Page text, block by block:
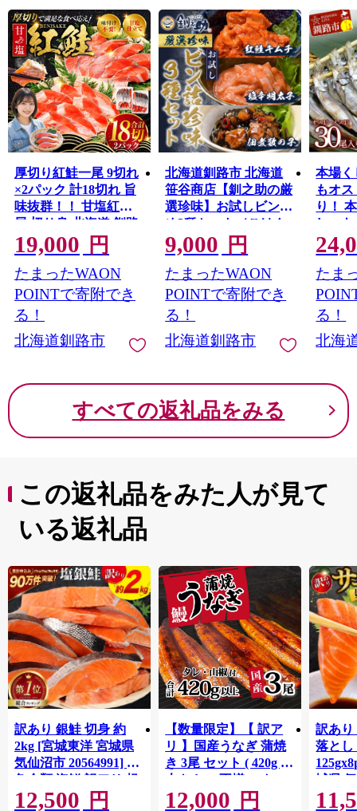
厚切り紅鮭一尾 9切れ
×2パック 計18切れ 旨
味抜群！！ 甘塩紅鮭1
尾 切り身 北海道 釧路
ふるさと納税 鮭 紅鮭
サケ さけ 切身 冷凍 甘
塩 魚 魚介 海鮮 海産物
F4F-5419
19,000 円
たまったWAON
POINTで寄附でき
る！
北海道釧路市
北海道釧路市 北海道
笹谷商店【釧之助の厳
選珍味】お試しビン詰
め3種セット（ごはん
のおかずにもう1品）
佃煮数の子・紅鮭キム
チ・塩辛明太子 かず
のこ シャケ めんたい
F4F-4391
9,000 円
たまったWAON
POINTで寄附でき
る！
北海道釧路市
本場く
もオ
り！
しゃ
プチ
魚介
北海道
海の幸
たま
る！
北海
すべての返礼品をみる
この返礼品をみた人が見て
いる返礼品
訳あり 銀鮭 切身 約
2kg [宮城東洋 宮城県
気仙沼市 20564991] 鮭
魚介類 海鮮 訳アリ 規
格外 不揃い さけ サケ
12,500 円
【数量限定】【 訳ア
リ 】国産うなぎ 蒲焼
き 3尾 セット ( 420g )
大きさ の不揃い タ
レ・山椒付き ウナギ
12,000 円
訳あり
落とし
城県